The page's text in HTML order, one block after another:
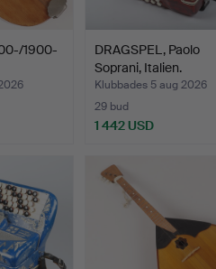
1900-
DRAGSPEL, Paolo
Soprani, Italien.
Klubbades 5 aug 2026
29 bud
1 442 USD